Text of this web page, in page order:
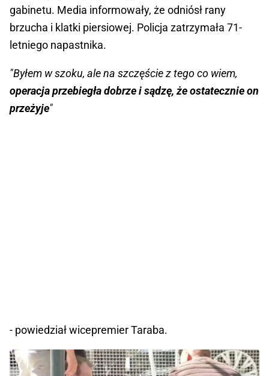
gabinetu. Media informowały, że odniósł rany
brzucha i klatki piersiowej. Policja zatrzymała 71-
letniego napastnika.
"Byłem w szoku, ale na szczęście z tego co wiem,
operacja przebiegła dobrze i sądzę, że ostatecznie on
przeżyje"
- powiedział wicepremier Taraba.